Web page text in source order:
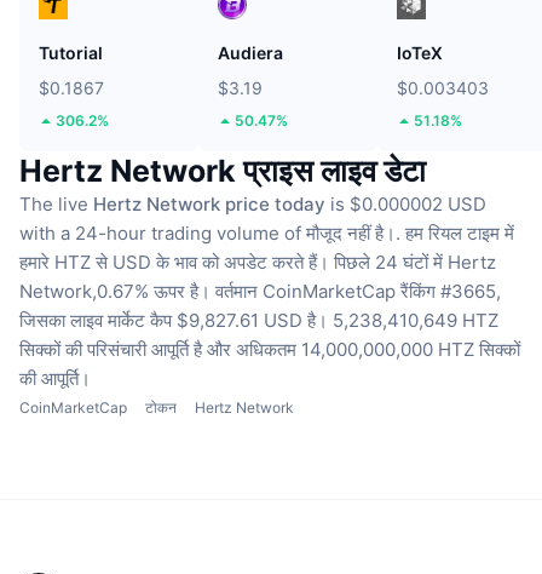
Tutorial
$0.1867
306.2%
Audiera
$3.19
50.47%
IoTeX
$0.003403
51.18%
Hertz Network प्राइस लाइव डेटा
The live Hertz Network price today is $0.000002 USD
with a 24-hour trading volume of मौजूद नहीं है।. हम रियल टाइम में
हमारे HTZ से USD के भाव को अपडेट करते हैं। पिछले 24 घंटों में Hertz
Network,0.67% ऊपर है। वर्तमान CoinMarketCap रैंकिंग #3665,
जिसका लाइव मार्केट कैप $9,827.61 USD है। 5,238,410,649 HTZ
सिक्कों की परिसंचारी आपूर्ति है और अधिकतम 14,000,000,000 HTZ सिक्कों
की आपूर्ति।
CoinMarketCap टोकन Hertz Network